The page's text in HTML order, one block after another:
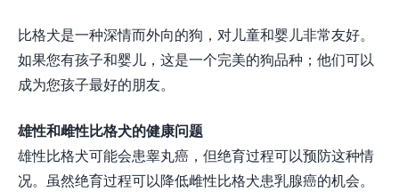
比格犬是一种深情而外向的狗，对儿童和婴儿非常友好。
如果您有孩子和婴儿，这是一个完美的狗品种；他们可以
成为您孩子最好的朋友。
雄性和雌性比格犬的健康问题
雄性比格犬可能会患睾丸癌，但绝育过程可以预防这种情
况。虽然绝育过程可以降低雌性比格犬患乳腺癌的机会。